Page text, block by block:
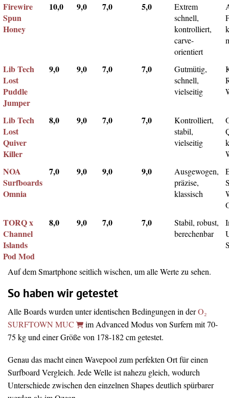
Firewire
Spun
Honey
10,0 9,0 7,0 5,0
Extrem
schnell,
kontrolliert,
carve-
orientiert
Lib Tech
Lost
Puddle
Jumper
9,0 9,0 7,0 7,0
Gutmütig,
schnell,
vielseitig
Lib Tech
Lost
Quiver
Killer
8,0 9,0 7,0 7,0
Kontrolliert,
stabil,
vielseitig
NOA
Surfboards
Omnia
7,0 9,0 9,0 9,0
Ausgewogen,
präzise,
klassisch
TORQ x
Channel
Islands
Pod Mod
8,0 9,0 7,0 7,0
Stabil, robust,
berechenbar
Auf dem Smartphone seitlich wischen, um alle Werte zu sehen.
So haben wir getestet
Alle Boards wurden unter identischen Bedingungen in derO₂
SURFTOWN MUC
im Advanced Modus von Surfern mit 70-
75 kg und einer Größe von 178-182 cm getestet.
Genau das macht einen Wavepool zum perfekten Ort für einen
Surfboard Vergleich. Jede Welle ist nahezu gleich, wodurch
Unterschiede zwischen den einzelnen Shapes deutlich spürbarer